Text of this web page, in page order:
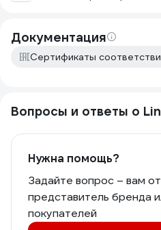
Документация
Сертификаты
Вопросы и ответы о
Нужна помощь?
Задайте вопрос – вам
представитель бренда
покупателей